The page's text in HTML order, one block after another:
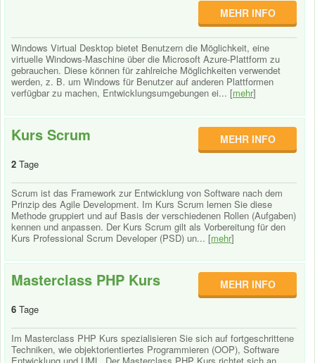
MEHR INFO
Windows Virtual Desktop bietet Benutzern die Möglichkeit, eine
virtuelle Windows-Maschine über die Microsoft Azure-Plattform zu
gebrauchen. Diese können für zahlreiche Möglichkeiten verwendet
werden, z. B. um Windows für Benutzer auf anderen Plattformen
verfügbar zu machen, Entwicklungsumgebungen ei... [mehr]
Kurs Scrum
2 Tage
MEHR INFO
Scrum ist das Framework zur Entwicklung von Software nach dem
Prinzip des Agile Development. Im Kurs Scrum lernen Sie diese
Methode gruppiert und auf Basis der verschiedenen Rollen (Aufgaben)
kennen und anpassen. Der Kurs Scrum gilt als Vorbereitung für den
Kurs Professional Scrum Developer (PSD) un... [mehr]
Masterclass PHP Kurs
6 Tage
MEHR INFO
Im Masterclass PHP Kurs spezialisieren Sie sich auf fortgeschrittene
Techniken, wie objektorientiertes Programmieren (OOP), Software